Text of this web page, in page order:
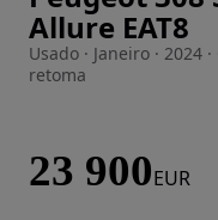
Allure EAT8
Usado · Janeiro · 2024
retoma
23 900EUR